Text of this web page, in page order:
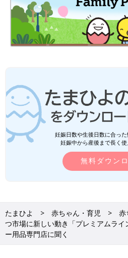
妊娠日数や生後日数に合っ
妊娠中から産後まで長く
無料ダウン
たまひよ 赤ちゃん・育児 赤
つ市場に新しい動き「プレミアムラ
ー用品専門店に聞く